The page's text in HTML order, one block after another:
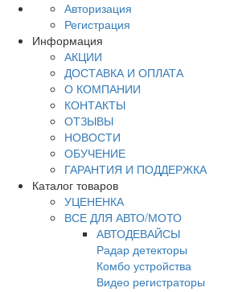
Авторизация
Регистрация
Информация
АКЦИИ
ДОСТАВКА И ОПЛАТА
О КОМПАНИИ
КОНТАКТЫ
ОТЗЫВЫ
НОВОСТИ
ОБУЧЕНИЕ
ГАРАНТИЯ И ПОДДЕРЖКА
Каталог товаров
УЦЕНЕНКА
ВСЕ ДЛЯ АВТО/МОТО
АВТОДЕВАЙСЫ
Радар детекторы
Комбо устройства
Видео регистраторы